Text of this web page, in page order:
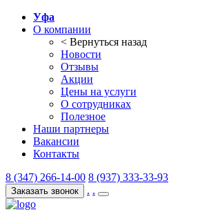
Уфа
О компании
< Вернуться назад
Новости
Отзывы
Акции
Цены на услуги
О сотрудниках
Полезное
Наши партнеры
Вакансии
Контакты
8 (347) 266-14-00 8 (937) 333-33-93
Заказать звонок . .